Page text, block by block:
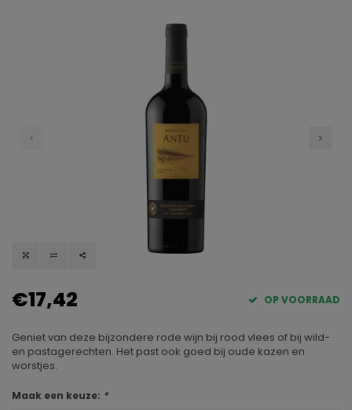
€17,42 OP VOORRAAD
Geniet van deze bijzondere rode wijn bij rood vlees of bij wild-
en pastagerechten. Het past ook goed bij oude kazen en
worstjes.
Maak een keuze: *